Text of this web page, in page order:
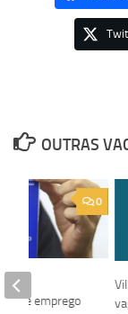
OUTRAS
0
de emprego